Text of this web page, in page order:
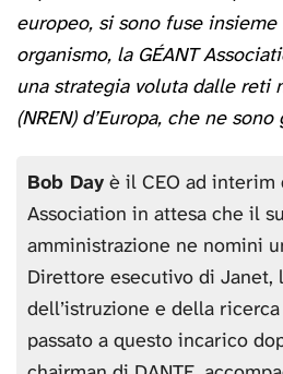
europeo, si sono fuse
organismo, la GÉANT
una strategia voluta dalle reti
(NREN) d’Europa, che ne
Bob Day è il CEO ad interim
Association in attesa che il
amministrazione ne nomini
Direttore esecutivo di Janet,
dell’istruzione e della
passato a questo incarico